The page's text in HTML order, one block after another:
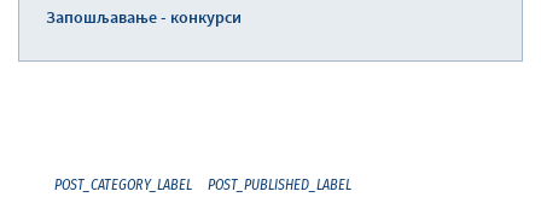
Запошљавање - конкурси
POST_CATEGORY_LABEL POST_PUBLISHED_LABEL